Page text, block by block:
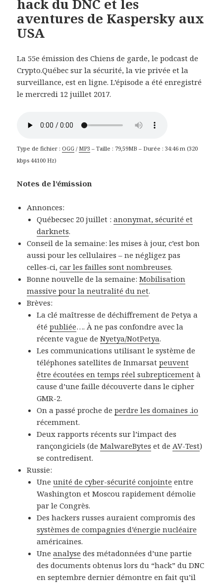
hack du DNC et les
aventures de Kaspersky aux
USA
La 55e émission des Chiens de garde, le podcast de
Crypto.Québec sur la sécurité, la vie privée et la
surveillance, est en ligne. L’épisode a été enregistré
le mercredi 12 juillet 2017.
Type de fichier : OGG / MP3 – Taille : 79,59MB – Durée : 34:46 m (320
kbps 44100 Hz)
Notes de l’émission
Annonces:
Québecsec 20 juillet :anonymat, sécurité et
darknets.
Conseil de la semaine: les mises à jour, c’est bon
aussi pour les cellulaires – ne négligez pas
celles-ci,car les failles sont nombreuses.
Bonne nouvelle de la semaine:Mobilisation
massive pour la neutralité du net.
Brèves:
La clé maîtresse de déchiffrement de Petya a
étépubliée…. À ne pas confondre avec la
récente vague deNyetya/NotPetya.
Les communications utilisant le système de
téléphones satellites de Inmarsatpeuvent
être écoutées en temps réel subrepticement à
cause d’une faille découverte dans le cipher
GMR-2.
On a passé proche deperdre les domaines .io
récemment.
Deux rapports récents sur l’impact des
rançongiciels (deMalwareBytes et de AV-Test)
se contredisent.
Russie:
Uneunité de cyber-sécurité conjointe entre
Washington et Moscou rapidement démolie
par le Congrès.
Des hackers russes auraient compromis des
systèmes de compagnies d’énergie nucléaire
américaines.
Uneanalyse des métadonnées d’une partie
des documents obtenus lors du “hack” du DNC
en septembre dernier démontre en fait qu’il